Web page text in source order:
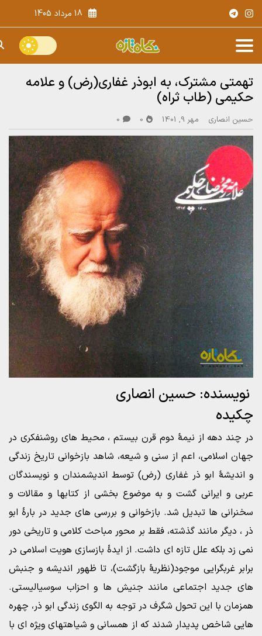
18 مرداد 1405
تهمتی مشترک، به ابوذر غفاری(رض) و علامه
حکیمی (طاب ثراه)
حسین انصاری مهر 9, 1401 0
0
نویسنده: حسین انصاری
چکیده
در چند دهه از نیمۀ دوم قرن بیستم ، محیط های روشنفکری در
جهان اسلامی، اعم از سنی و شیعه، شاهد بازخوانی تاریخ زندگی
و اندیشۀ ابو ذر غفاری (رض) توسط اندیشمندان و نویسندگان
عربی و ایرانی گشت و به موضوع بخشی از کتابها و مقالات و
سخنرانی ها تبدیل شد. بازخوانی و بررسی های جدید در بارۀ ابو
ذر ، دیگر مانند گذشته، فقط بر محور مباحث کلامی و تاریخی دور
نمی زد بلکه علل تازه ای داشت. از ایدۀ بازسازی هویت اسلامی در
برابر غربگرایی موجود(نظریۀ بازگشت)، تا ظهور اندیشه و جنبش
های جدید اجتماعی مانند جنیش ها و احزاب سوسیالیستی.
همزمان با این تحول شگرف در توجه به الگوی زندگی ابو ذر، چهره
هایی شاخص پدیدار شدند که از همسانی و شیاهتهای ویژه ای با